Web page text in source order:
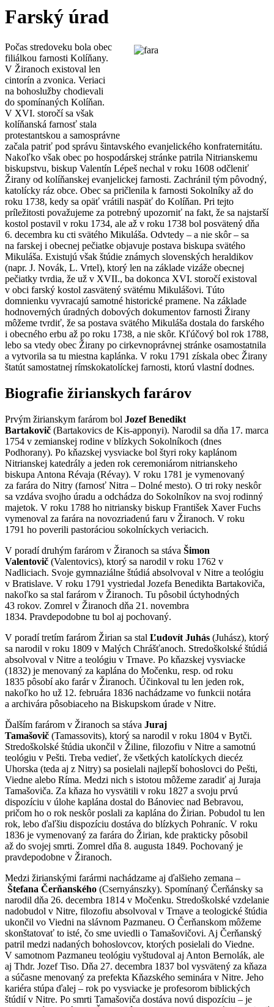
Farský úrad
Počas stredoveku bola obec
filiálkou farnosti Kolíňany.
V Žiranoch existoval len
cintorín a zvonica. Veriaci
na bohoslužby chodievali
do spomínaných Kolíňan.
V XVI. storočí sa však
kolíňanská farnosť stala
protestantskou a samosprávne
začala patriť pod správu šintavského evanjelického konfraternitátu.
Nakoľko však obec po hospodárskej stránke patrila Nitrianskemu
biskupstvu, biskup Valentín Lépeš nechal v roku 1608 odčleniť
Žirany od kolíňanskej evanjelickej farnosti. Zachránil tým pôvodný,
katolícky ráz obce. Obec sa pričlenila k farnosti Sokolníky až do
roku 1738, kedy sa opäť vrátili naspäť do Kolíňan. Pri tejto
príležitosti považujeme za potrebný upozorniť na fakt, že sa najstarší
kostol postavil v roku 1734, ale až v roku 1738 bol posvätený dňa
6. decembra ku cti svätého Mikuláša. Odvtedy – a nie skôr – sa
na farskej i obecnej pečiatke objavuje postava biskupa svätého
Mikuláša. Existujú však štúdie známych slovenských heraldikov
(napr. J. Novák, L. Vrtel), ktorý len na základe vizáže obecnej
pečiatky tvrdia, že už v XVII., ba dokonca XVI. storočí existoval
v obci farský kostol zasvätený svätému Mikulášovi. Túto
domnienku vyvracajú samotné historické pramene. Na základe
hodnoverných úradných dobových dokumentov farnosti Žirany
môžeme tvrdiť, že sa postava svätého Mikuláša dostala do farského
i obecného erbu až po roku 1738, a nie skôr. Kľúčový bol rok 1788,
lebo sa vtedy obec Žirany po cirkevnoprávnej stránke osamostatnila
a vytvorila sa tu miestna kaplánka. V roku 1791 získala obec Žirany
štatút samostatnej rímskokatolíckej farnosti, ktorú vlastní dodnes.
Biografie žirianskych farárov
Prvým žirianskym farárom bol Jozef Benedikt
Bartakovič (Bartakovics de Kis-apponyi). Narodil sa dňa 17. marca
1754 v zemianskej rodine v blízkych Sokolníkoch (dnes
Podhorany). Po kňazskej vysviacke bol štyri roky kaplánom
Nitrianskej katedrály a jeden rok ceremoniárom nitrianskeho
biskupa Antona Révaja (Révay). V roku 1781 je vymenovaný
za farára do Nitry (farnosť Nitra – Dolné mesto). O tri roky neskôr
sa vzdáva svojho úradu a odchádza do Sokolníkov na svoj rodinný
majetok. V roku 1788 ho nitriansky biskup František Xaver Fuchs
vymenoval za farára na novozriadenú faru v Žiranoch. V roku
1791 ho poverili pastoráciou sokolníckych veriacich.
V poradí druhým farárom v Žiranoch sa stáva Šimon
Valentovič (Valentovics), ktorý sa narodil v roku 1762 v
Nadliciach. Svoje gymnaziálne štúdiá absolvoval v Nitre a teológiu
v Bratislave. V roku 1791 vystriedal Jozefa Benedikta Bartakoviča,
nakoľko sa stal farárom v Žiranoch. Tu pôsobil úctyhodných
43 rokov. Zomrel v Žiranoch dňa 21. novembra
1834. Pravdepodobne tu bol aj pochovaný.
V poradí tretím farárom Žirian sa stal Ľudovít Juhás (Juhász), ktorý
sa narodil v roku 1809 v Malých Chrášťanoch. Stredoškolské štúdiá
absolvoval v Nitre a teológiu v Trnave. Po kňazskej vysviacke
(1832) je menovaný za kaplána do Močenku, resp. od roku
1835 pôsobí ako farár v Žiranoch. Účinkoval tu len jeden rok,
nakoľko ho už 12. februára 1836 nachádzame vo funkcii notára
a archivára pôsobiaceho na Biskupskom úrade v Nitre.
Ďalším farárom v Žiranoch sa stáva Juraj
Tamašovič (Tamassovits), ktorý sa narodil v roku 1804 v Bytči.
Stredoškolské štúdia ukončil v Žiline, filozofiu v Nitre a samotnú
teológiu v Pešti. Treba vedieť, že všetkých katolíckych diecéz
Uhorska (teda aj z Nitry) sa posielali najlepší bohoslovci do Pešti,
Viedne alebo Ríma. Medzi nich s istotou môžeme zaradiť aj Juraja
Tamašoviča. Za kňaza ho vysvätili v roku 1827 a svoju prvú
dispozíciu v úlohe kaplána dostal do Bánoviec nad Bebravou,
pričom ho o rok neskôr poslali za kaplána do Žirian. Pobudol tu len
rok, lebo ďaľšiu dispozíciu dostáva do blízkych Pohraníc. V roku
1836 je vymenovaný za farára do Žirian, kde prakticky pôsobil
až do svojej smrti. Zomrel dňa 8. augusta 1849. Pochovaný je
pravdepodobne v Žiranoch.
Medzi žirianskými farármi nachádzame aj ďalšieho zemana –
Štefana Čerňanského (Csernyánszky). Spomínaný Čerňánsky sa
narodil dňa 26. decembra 1814 v Močenku. Stredoškolské vzdelanie
nadobudol v Nitre, filozofiu absolvoval v Trnave a teologické štúdia
ukončil vo Viedni na slávnom Pazmaneu. O Čerňanskom môžeme
skonštatovať to isté, čo sme uviedli o Tamašovičovi. Aj Čerňanský
patril medzi nadaných bohoslovcov, ktorých posielali do Viedne.
V samotnom Pazmaneu teológiu vyštudoval aj Anton Bernolák, ale
aj Thdr. Jozef Tiso. Dňa 27. decembra 1837 bol vysvätený za kňaza
a súčasne menovaný za prefekta Kňazského seminára v Nitre. Jeho
kariéra stúpa ďalej – rok po vysviacke je profesorom biblických
štúdií v Nitre. Po smrti Tamašoviča dostáva novú dispozíciu – je